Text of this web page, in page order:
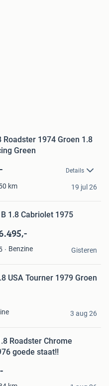
Roadster 1974 Groen 1.8
Green
Details
km 19 jul 26
B 1.8 Cabriolet 1975
Benzine Gisteren
USA Tourner 1979 Groen
3 aug 26
Roadster Chrome
goede staat!!